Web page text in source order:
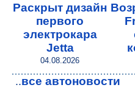
Раскрыт дизайн
первого
электрокара
Jetta
04.08.2026
..все автоновости